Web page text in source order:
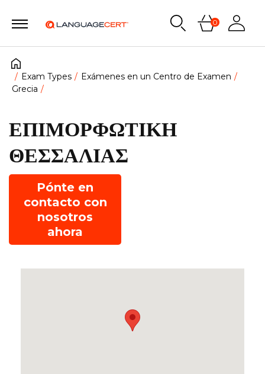
0
Exam Types
Exámenes en un Centro de Examen
Grecia
ΕΠΙΜΟΡΦΩΤΙΚΗ
ΘΕΣΣΑΛΙΑΣ
Pónte en
contacto con
nosotros
ahora